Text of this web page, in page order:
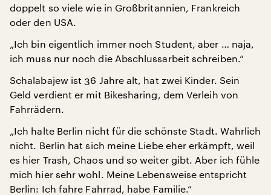
doppelt so viele wie in Großbritannien, Frankreich
oder den USA.
„Ich bin eigentlich immer noch Student, aber … naja,
ich muss nur noch die Abschlussarbeit schreiben.“
Schalabajew ist 36 Jahre alt, hat zwei Kinder. Sein
Geld verdient er mit Bikesharing, dem Verleih von
Fahrrädern.
„Ich halte Berlin nicht für die schönste Stadt. Wahrlich
nicht. Berlin hat sich meine Liebe eher erkämpft, weil
es hier Trash, Chaos und so weiter gibt. Aber ich fühle
mich hier sehr wohl. Meine Lebensweise entspricht
Berlin: Ich fahre Fahrrad, habe Familie.“